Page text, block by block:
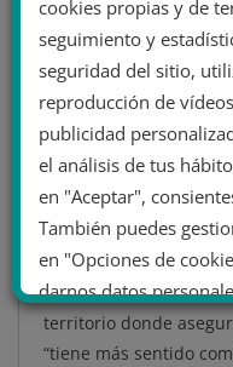
“de forma
conjunta tres
Murcia, la Comunidad
el objetivo de
Maroto, que ha
de querer “unir su
en una entrevista
celebrado el fracaso
presentada por el líder
territorio donde
“tiene más sentido
cookies propias y de
seguimiento y
seguridad del sitio,
reproducción de
publicidad
el análisis de tus
en "Aceptar",
También puedes
en "Opciones de
darnos datos
último, puedes leer